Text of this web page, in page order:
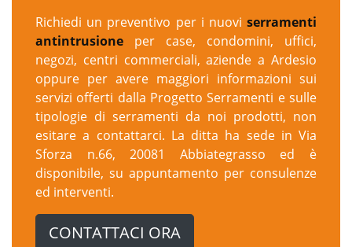
Richiedi un preventivo per i nuovi serramenti
antintrusione per case, condomini, uffici,
negozi, centri commerciali, aziende a Ardesio
oppure per avere maggiori informazioni sui
servizi offerti dalla Progetto Serramenti e sulle
tipologie di serramenti da noi prodotti, non
esitare a contattarci. La ditta ha sede in Via
Sforza n.66, 20081 Abbiategrasso ed è
disponibile, su appuntamento per consulenze
ed interventi.
CONTATTACI ORA